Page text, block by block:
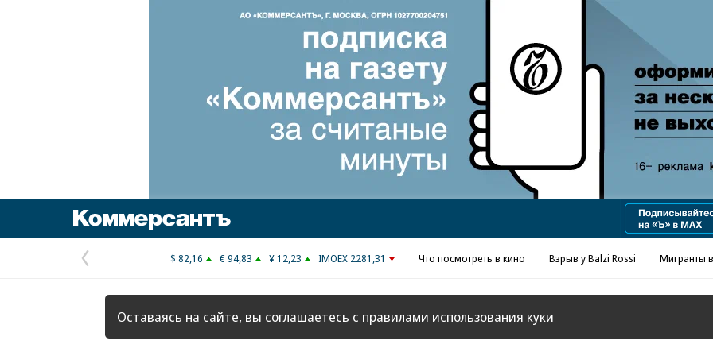
Реклама в «Ъ» www.kommersant.ru/ad
Предыдущая
страница
$ 82,16 € 94,83 ¥ 12,23 IMOEX 2281,31 Что посмотреть в кино Взрыв у Balzi Rossi Мигранты
Оставаясь на сайте, вы соглашаетесь с правилами использования куки